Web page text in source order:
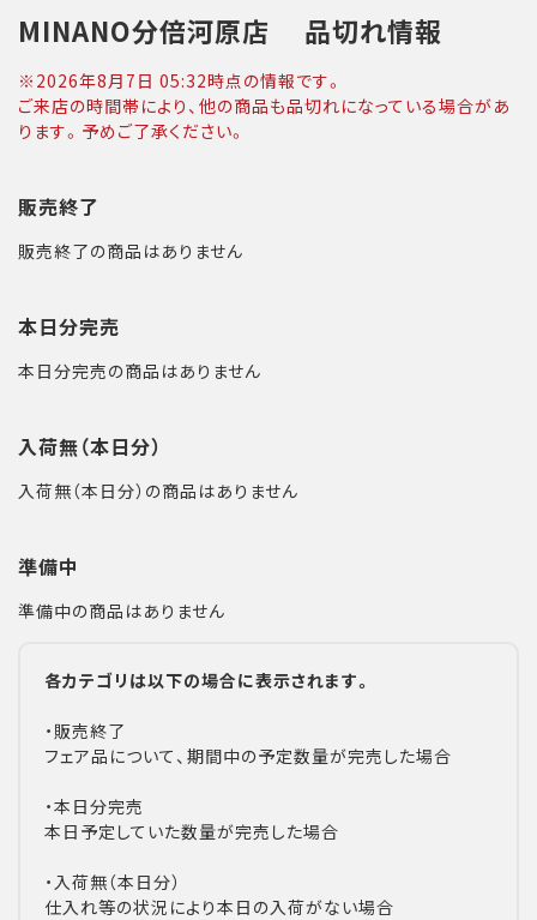
MINANO分倍河原店 品切れ情報
※ 2026年8月7日 05:32時点の情報です。
ご来店の時間帯により、他の商品も品切れになっている場合があ
ります。予めご了承ください。
販売終了
販売終了の商品はありません
本日分完売
本日分完売の商品はありません
入荷無（本日分）
入荷無（本日分）の商品はありません
準備中
準備中の商品はありません
各カテゴリは以下の場合に表示されます。
・販売終了
フェア品について、期間中の予定数量が完売した場合
・本日分完売
本日予定していた数量が完売した場合
・入荷無（本日分）
仕入れ等の状況により本日の入荷がない場合